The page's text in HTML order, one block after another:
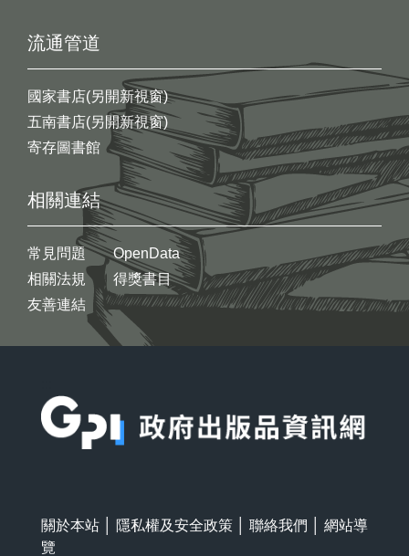
流通管道
國家書店(另開新視窗)
五南書店(另開新視窗)
寄存圖書館
相關連結
常見問題
相關法規
友善連結
OpenData
得獎書目
關於本站 隱私權及安全政策 聯絡我們
網站導
覽